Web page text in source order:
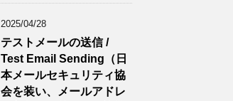
2025/04/28
テストメールの送信 /
Test Email Sending（日
本メールセキュリティ協
会を装い、メールアドレ